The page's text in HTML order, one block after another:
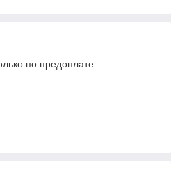
по предоплате.